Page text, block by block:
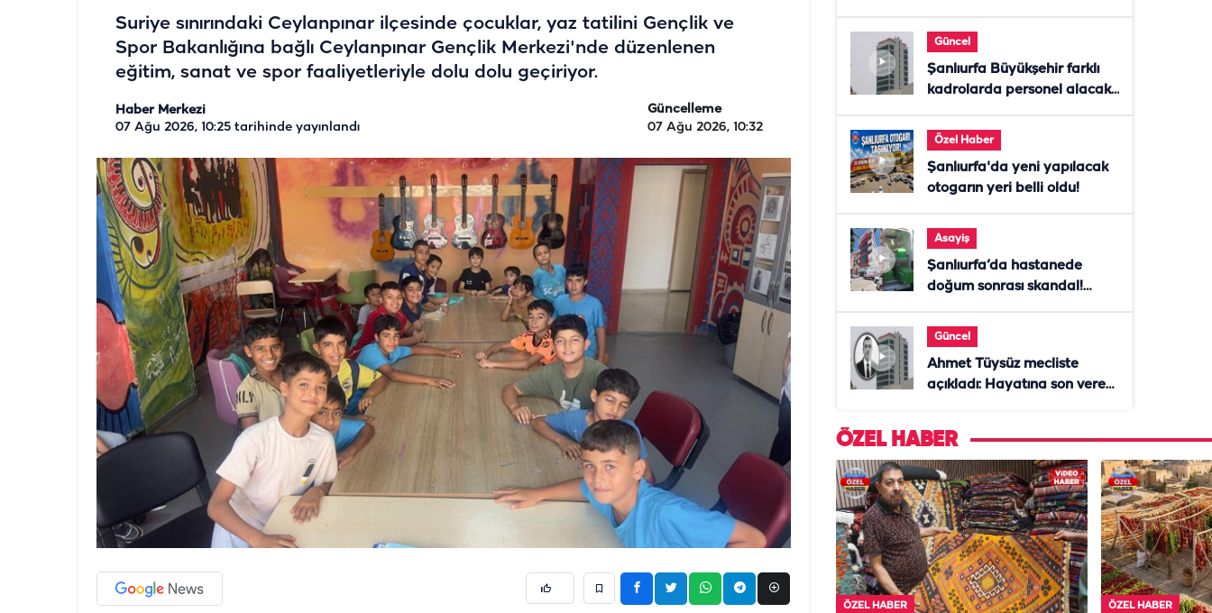
Suriye sınırındaki Ceylanpınar ilçesinde çocuklar, yaz tatilini Gençlik ve
Spor Bakanlığına bağlı Ceylanpınar Gençlik Merkezi'nde düzenlenen
eğitim, sanat ve spor faaliyetleriyle dolu dolu geçiriyor.
Haber Merkezi
07 Ağu 2026, 10:25 tarihinde yayınlandı
Güncelleme
07 Ağu 2026, 10:32
Güncel
Şanlıurfa Büyükşehir farklı
kadrolarda personel alacak!
Özel Haber
Şanlıurfa'da yeni yapılacak
otogarın yeri belli oldu!
Asayiş
Şanlıurfa’da hastanede
doğum sonrası skandal!
Güncel
Ahmet Tüysüz mecliste
açıkladı: Hayatına son veren
ÖZEL HABER
ÖZEL HABER ÖZEL HABER